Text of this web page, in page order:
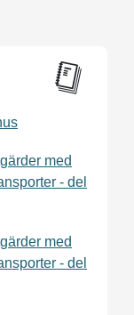
med
- del
med
- del